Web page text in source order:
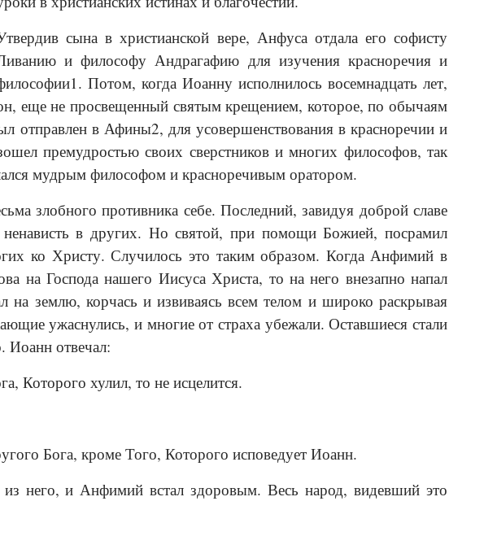
сына в христианской вере, Анфуса отдала его софисту
и философу Андрагафию для изучения красноречия и
Потом, когда Иоанну исполнилось восемнадцать лет,
еще не просвещенный святым крещением, которое, по обычаям
отправлен в Афины2, для усовершенствования в красноречии и
премудростью своих сверстников и многих философов, так
мудрым философом и красноречивым оратором.
злобного противника себе. Последний, завидуя доброй славе
в других. Но святой, при помощи Божией, посрамил
ко Христу. Случилось это таким образом. Когда Анфимий в
на Господа нашего Иисуса Христа, то на него внезапно напал
землю, корчась и извиваясь всем телом и широко раскрывая
ужаснулись, и многие от страха убежали. Оставшиеся стали
Иоанн отвечал:
Которого хулил, то не исцелится.
Бога, кроме Того, Которого исповедует Иоанн.
него, и Анфимий встал здоровым. Весь народ, видевший это